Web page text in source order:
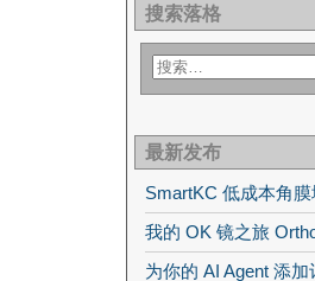
搜索落格
最新发布
SmartKC 低成本角
我的 OK 镜之旅
为你的 AI Agent 添